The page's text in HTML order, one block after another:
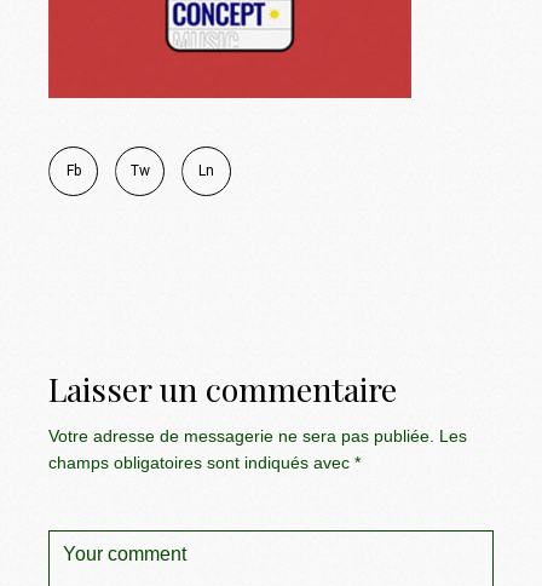
Fb Tw Ln
Laisser un commentaire
Votre adresse de messagerie ne sera pas publiée. Les
champs obligatoires sont indiqués avec*